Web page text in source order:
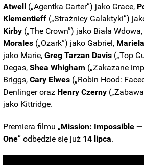
Atwell
(„Agentka Carter”) jako Grace,
Klementieff („Strażnicy Galaktyki”)
Kirby („The Crown”) jako Biała Wdowa,
Morales („Ozark”) jako Gabriel,
jako Marie,Greg Tarzan Davis („Top
Degas,Shea Whigham („Zakazane
Briggs,Cary Elwes („Robin Hood:
Denlinger oraz Henry Czerny
jako Kittridge.
Premiera filmu „Mission: Impossible —
One” odbędzie się już 14 lipca.